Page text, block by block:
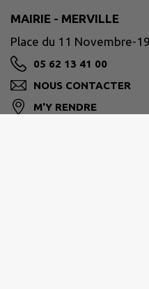
MAIRIE - MERVILLE
Place du 11 Novembre-
05 62 13 41 00
NOUS CONTACTER
M'Y RENDRE